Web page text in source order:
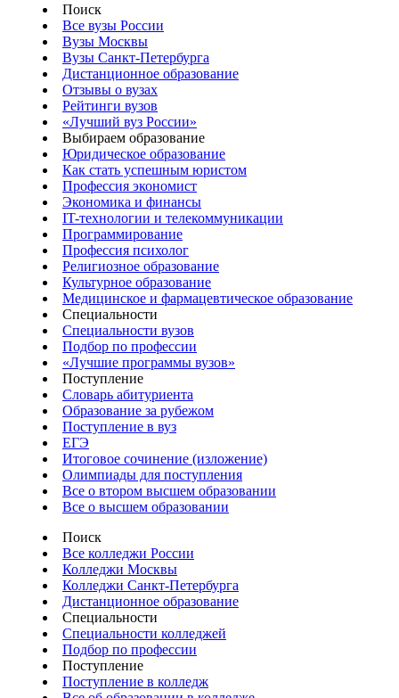
Поиск
Все вузы России
Вузы Москвы
Вузы Санкт-Петербурга
Дистанционное образование
Отзывы о вузах
Рейтинги вузов
«Лучший вуз России»
Выбираем образование
Юридическое образование
Как стать успешным юристом
Профессия экономист
Экономика и финансы
IT-технологии и телекоммуникации
Программирование
Профессия психолог
Религиозное образование
Культурное образование
Медицинское и фармацевтическое образование
Специальности
Специальности вузов
Подбор по профессии
«Лучшие программы вузов»
Поступление
Словарь абитуриента
Образование за рубежом
Поступление в вуз
ЕГЭ
Итоговое сочинение (изложение)
Олимпиады для поступления
Все о втором высшем образовании
Все о высшем образовании
Поиск
Все колледжи России
Колледжи Москвы
Колледжи Санкт-Петербурга
Дистанционное образование
Специальности
Специальности колледжей
Подбор по профессии
Поступление
Поступление в колледж